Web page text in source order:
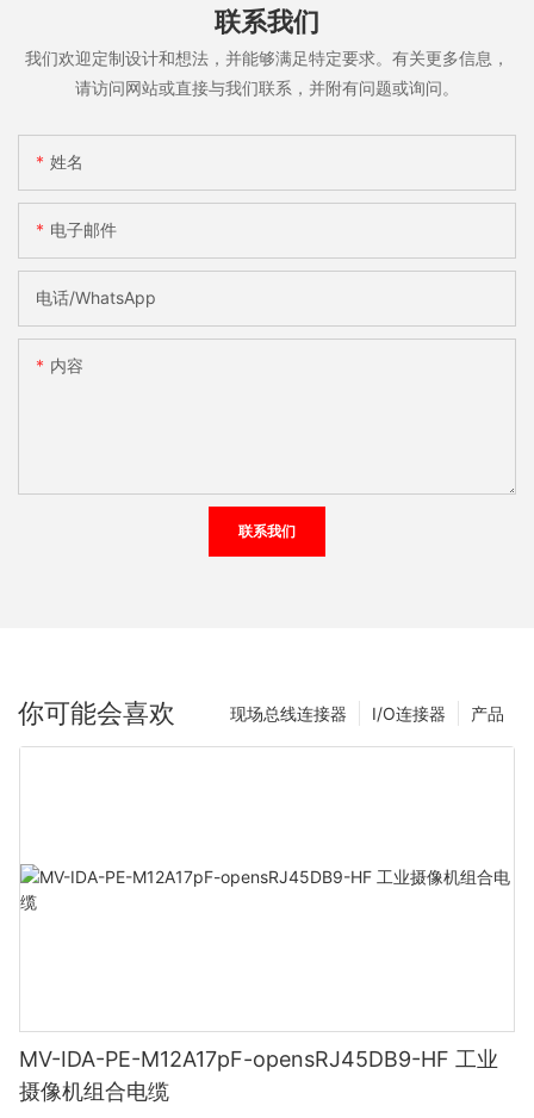
联系我们
我们欢迎定制设计和想法，并能够满足特定要求。有关更多信息，
请访问网站或直接与我们联系，并附有问题或询问。
姓名
电子邮件
电话/WhatsApp
内容
联系我们
你可能会喜欢 产品
I/O连接器
现场总线连接器
MV-IDA-PE-M12A17pF-opensRJ45DB9-HF 工业
摄像机组合电缆